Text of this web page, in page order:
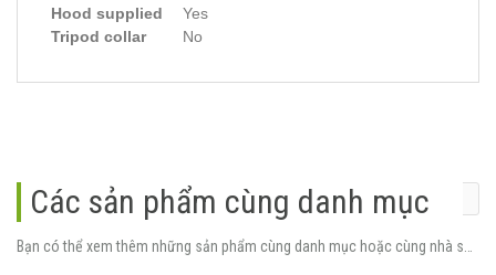
Hood supplied
Yes
Tripod collar
No
Các sản phẩm cùng danh mục